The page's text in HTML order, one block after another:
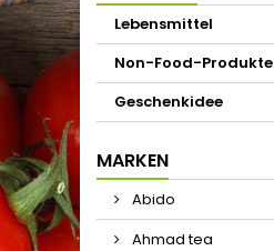
Lebensmittel
Non-Food-Produkte
Geschenkidee
MARKEN
Abido
Ahmad tea